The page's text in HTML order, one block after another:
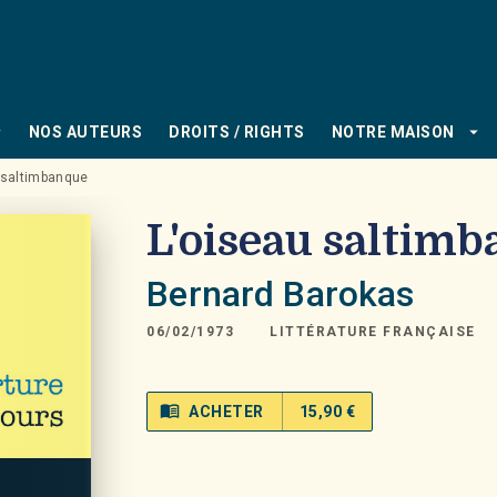
NOS AUTEURS DROITS / RIGHTS NOTRE MAISON arrow_drop_down
L'oiseau
Bernard Barokas
06/02/1973 LITTÉRATURE FRANÇAISE
menu_book ACHETER 15,90 €